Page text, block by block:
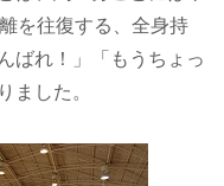
を往復する、全身持
ばれ！」「もうちょっ
ました。